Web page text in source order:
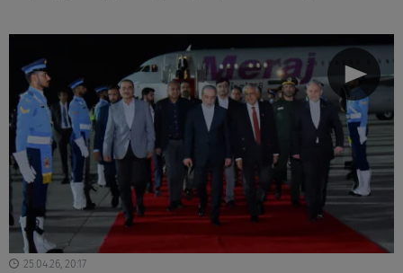
25.04.26, 20:17